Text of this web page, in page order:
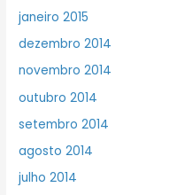
janeiro 2015
dezembro 2014
novembro 2014
outubro 2014
setembro 2014
agosto 2014
julho 2014